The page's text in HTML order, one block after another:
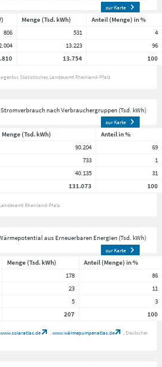
zur Karte
Menge (Tsd. kWh)
Anteil (Menge) in %
806 531
4
13.223
96
13.754 100
Statistisches Landesamt Rheinland-Pfalz
Stromverbrauch nach Verbrauchergruppen (Tsd. kWh)
zur Karte
Menge (Tsd. kWh)
Anteil in %
90.204
69
733
1
40.135
31
131.073 100
Rheinland-Pfalz
aus Erneuerbaren Energien (Tsd. kWh)
zur Karte
Menge (Tsd. kWh)
Anteil (Menge) in %
178
86
23
11
5
3
207 100
www.solaratlas.de www.wärmepumpenatlas.de
Deutscher